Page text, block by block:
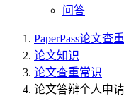
问答
PaperPass论文查重
论文知识
论文查重常识
论文答辩个人申